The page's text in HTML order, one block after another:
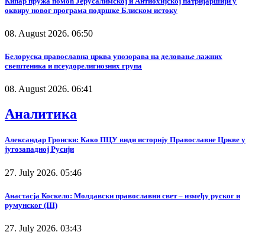
оквиру новог програма подршке Блиском истоку
08. August 2026. 06:50
Белоруска православна црква упозорава на деловање лажних
свештеника и псеудорелигиозних група
08. August 2026. 06:41
Аналитика
Александар Гронски: Како ПЦУ види историју Православне Цркве у
југозападној Русији
27. July 2026. 05:46
Анастасја Коскело: Молдавски православни свет – између руског и
румунског (III)
27. July 2026. 03:43